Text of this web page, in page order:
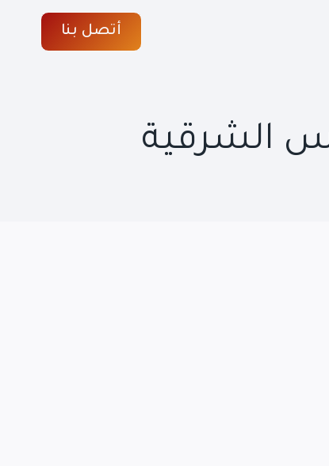
أتصل بنا
الشرقية